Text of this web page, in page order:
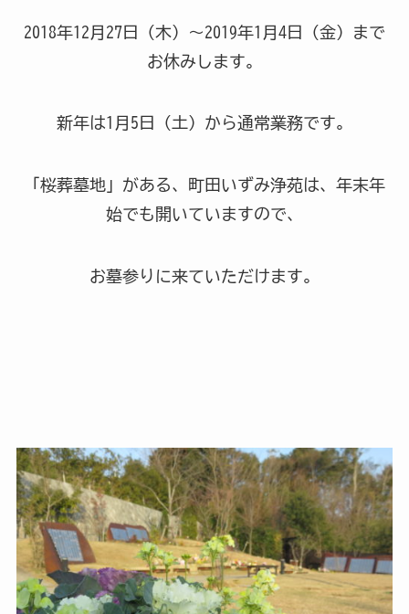
2018年12月27日（木）～2019年1月4日（金）まで
お休みします。
新年は1月5日（土）から通常業務です。
「桜葬墓地」がある、町田いずみ浄苑は、年末年
始でも開いていますので、
お墓参りに来ていただけます。